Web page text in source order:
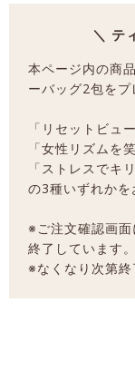
＼ テ
本ページ内の商
ーバッグ2包をプ
「リセットビュ
「女性リズムを
「ストレスでキ
の3種いずれかを
※ご注文確認画
終了しています
※なくなり次第終